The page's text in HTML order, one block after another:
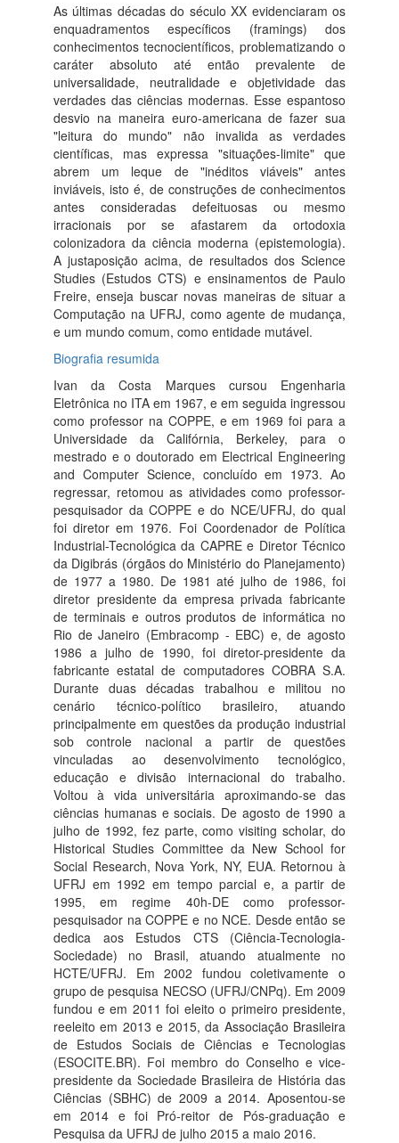
As últimas décadas do século XX evidenciaram os
enquadramentos específicos (framings) dos
conhecimentos tecnocientíficos, problematizando o
caráter absoluto até então prevalente de
universalidade, neutralidade e objetividade das
verdades das ciências modernas. Esse espantoso
desvio na maneira euro-americana de fazer sua
"leitura do mundo" não invalida as verdades
científicas, mas expressa "situações-limite" que
abrem um leque de "inéditos viáveis" antes
inviáveis, isto é, de construções de conhecimentos
antes consideradas defeituosas ou mesmo
irracionais por se afastarem da ortodoxia
colonizadora da ciência moderna (epistemologia).
A justaposição acima, de resultados dos Science
Studies (Estudos CTS) e ensinamentos de Paulo
Freire, enseja buscar novas maneiras de situar a
Computação na UFRJ, como agente de mudança,
e um mundo comum, como entidade mutável.
Biografia resumida
Ivan da Costa Marques cursou Engenharia
Eletrônica no ITA em 1967, e em seguida ingressou
como professor na COPPE, e em 1969 foi para a
Universidade da Califórnia, Berkeley, para o
mestrado e o doutorado em Electrical Engineering
and Computer Science, concluído em 1973. Ao
regressar, retomou as atividades como professor-
pesquisador da COPPE e do NCE/UFRJ, do qual
foi diretor em 1976. Foi Coordenador de Política
Industrial-Tecnológica da CAPRE e Diretor Técnico
da Digibrás (órgãos do Ministério do Planejamento)
de 1977 a 1980. De 1981 até julho de 1986, foi
diretor presidente da empresa privada fabricante
de terminais e outros produtos de informática no
Rio de Janeiro (Embracomp - EBC) e, de agosto
1986 a julho de 1990, foi diretor-presidente da
fabricante estatal de computadores COBRA S.A.
Durante duas décadas trabalhou e militou no
cenário técnico-político brasileiro, atuando
principalmente em questões da produção industrial
sob controle nacional a partir de questões
vinculadas ao desenvolvimento tecnológico,
educação e divisão internacional do trabalho.
Voltou à vida universitária aproximando-se das
ciências humanas e sociais. De agosto de 1990 a
julho de 1992, fez parte, como visiting scholar, do
Historical Studies Committee da New School for
Social Research, Nova York, NY, EUA. Retornou à
UFRJ em 1992 em tempo parcial e, a partir de
1995, em regime 40h-DE como professor-
pesquisador na COPPE e no NCE. Desde então se
dedica aos Estudos CTS (Ciência-Tecnologia-
Sociedade) no Brasil, atuando atualmente no
HCTE/UFRJ. Em 2002 fundou coletivamente o
grupo de pesquisa NECSO (UFRJ/CNPq). Em 2009
fundou e em 2011 foi eleito o primeiro presidente,
reeleito em 2013 e 2015, da Associação Brasileira
de Estudos Sociais de Ciências e Tecnologias
(ESOCITE.BR). Foi membro do Conselho e vice-
presidente da Sociedade Brasileira de História das
Ciências (SBHC) de 2009 a 2014. Aposentou-se
em 2014 e foi Pró-reitor de Pós-graduação e
Pesquisa da UFRJ de julho 2015 a maio 2016.